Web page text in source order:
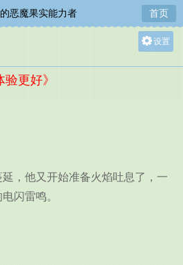
恶魔果实能力者 首页
设置
更好》
他又开始准备火焰吐息了，一
闪雷鸣。